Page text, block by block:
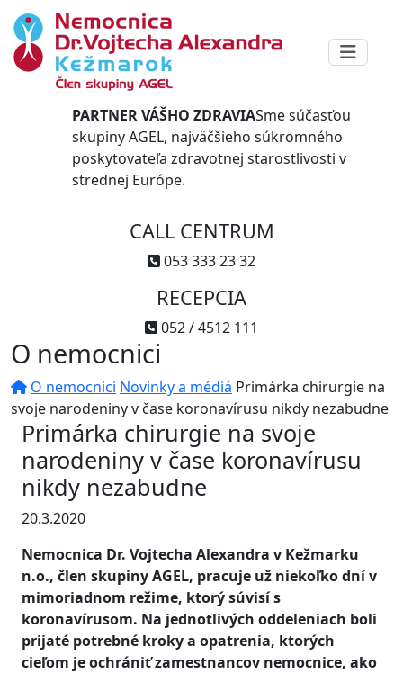
PARTNER VÁŠHO ZDRAVIASme súčasťou
skupiny AGEL, najväčšieho súkromného
poskytovateľa zdravotnej starostlivosti v
strednej Európe.
CALL CENTRUM
053 333 23 32
RECEPCIA
052 / 4512 111
O nemocnici
O nemocnici Novinky a médiá Primárka chirurgie na
svoje narodeniny v čase koronavírusu nikdy nezabudne
Primárka chirurgie na svoje
narodeniny v čase koronavírusu
nikdy nezabudne
20.3.2020
Nemocnica Dr. Vojtecha Alexandra v Kežmarku
n.o., člen skupiny AGEL, pracuje už niekoľko dní v
mimoriadnom režime, ktorý súvisí s
koronavírusom. Na jednotlivých oddeleniach boli
prijaté potrebné kroky a opatrenia, ktorých
cieľom je ochrániť zamestnancov nemocnice, ako